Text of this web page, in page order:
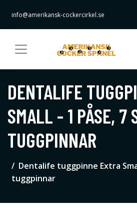
info@amerikansk-cockercirkel.se
DENTALIFE
SMALL - 1 PÅSE, 7
TUGGPINNAR
Dentalife tuggpinne Extra
tuggpinnar